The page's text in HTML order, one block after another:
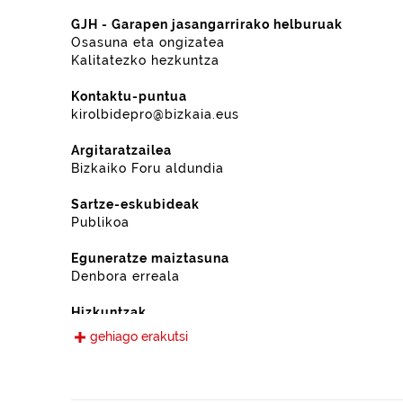
GJH - Garapen jasangarrirako helburuak
Osasuna eta ongizatea
Kalitatezko hezkuntza
Kontaktu-puntua
kirolbidepro@bizkaia.eus
Argitaratzailea
Bizkaiko Foru aldundia
Sartze-eskubideak
Publikoa
Eguneratze maiztasuna
Denbora erreala
Hizkuntzak
Euskara
Gaztelania
gehiago erakutsi